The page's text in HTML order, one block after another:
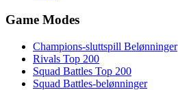
Game Modes
Champions-sluttspill Belønninger
Rivals Top 200
Squad Battles Top 200
Squad Battles-belønninger